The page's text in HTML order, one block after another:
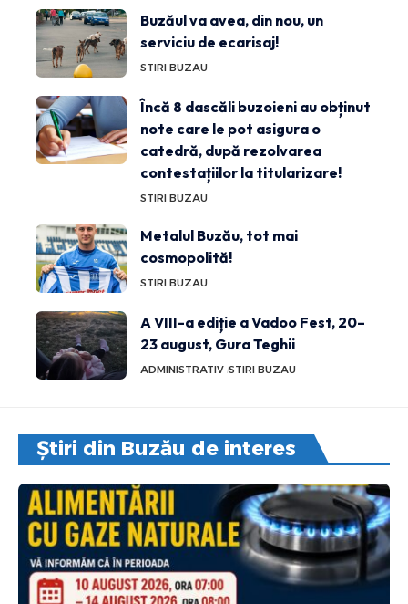
Buzăul va avea, din nou, un
serviciu de ecarisaj!
STIRI BUZAU
Încă 8 dascăli buzoieni au obținut
note care le pot asigura o
catedră, după rezolvarea
contestațiilor la titularizare!
STIRI BUZAU
Metalul Buzău, tot mai
cosmopolită!
STIRI BUZAU
A VIII-a ediție a Vadoo Fest, 20–
23 august, Gura Teghii
ADMINISTRATIV STIRI BUZAU
Știri din Buzău de interes